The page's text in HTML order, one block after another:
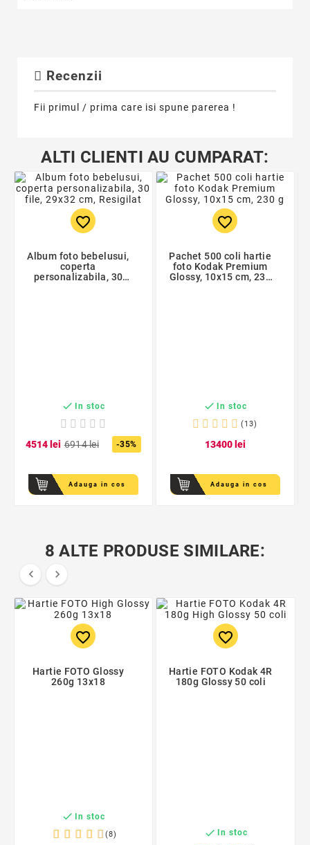
Recenzii
Fii primul / prima care isi spune parerea !
ALTI CLIENTI AU CUMPARAT:
favorite_border
Album foto bebelusui,
coperta
personalizabila, 30
 In stoc
4514lei 6914lei -35%
Adauga in cos
favorite_border
Pachet 500 coli hartie
foto Kodak Premium
Glossy, 10x15 cm, 230
 In stoc
(13)
13400lei
Adauga in cos
8 ALTE PRODUSE SIMILARE:
 
favorite_border
Hartie FOTO Glossy
260g 13x18
 In stoc
(8)
favorite_border
Hartie FOTO Kodak 4R
180g Glossy 50 coli
 In stoc